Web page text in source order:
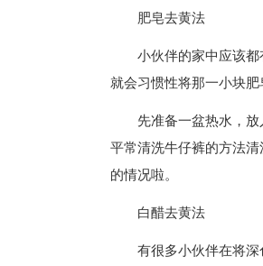
肥皂去黄法
小伙伴的家中应该
就会习惯性将那一小块
先准备一盆热水，
平常清洗牛仔裤的方法
的情况啦。
白醋去黄法
有很多小伙伴在将